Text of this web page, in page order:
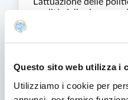
Questo sito web utilizza i
Utilizziamo i cookie per
qualità della ricerca e
perseguita dal